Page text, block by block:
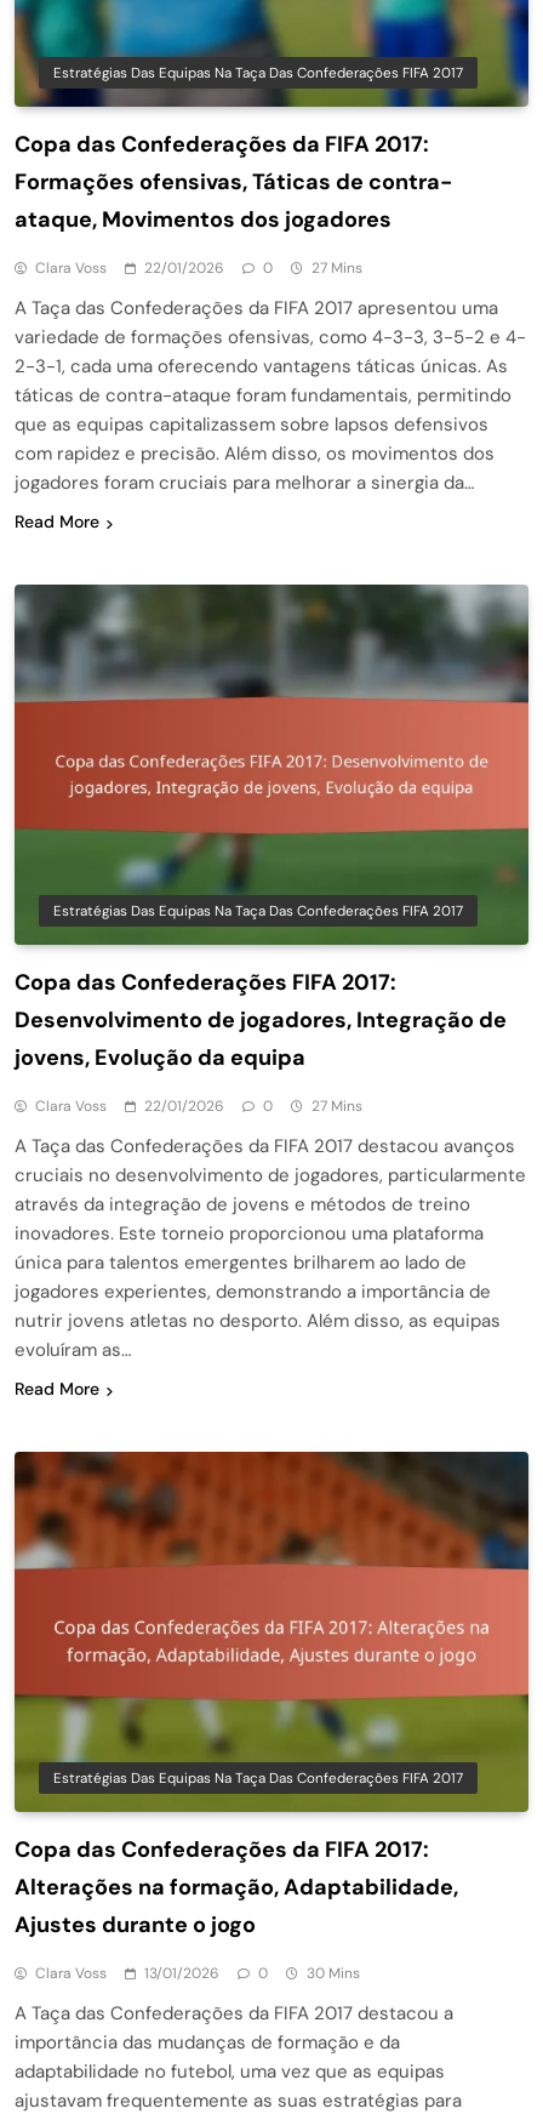
Estratégias Das Equipas Na Taça Das Confederações FIFA 2017
Copa das Confederações da FIFA 2017:
Formações ofensivas, Táticas de contra-
ataque, Movimentos dos jogadores
Clara Voss 22/01/2026 0 27 Mins
A Taça das Confederações da FIFA 2017 apresentou uma
variedade de formações ofensivas, como 4-3-3, 3-5-2 e 4-
2-3-1, cada uma oferecendo vantagens táticas únicas. As
táticas de contra-ataque foram fundamentais, permitindo
que as equipas capitalizassem sobre lapsos defensivos
com rapidez e precisão. Além disso, os movimentos dos
jogadores foram cruciais para melhorar a sinergia da…
Read More
Estratégias Das Equipas Na Taça Das Confederações FIFA 2017
Copa das Confederações FIFA 2017:
Desenvolvimento de jogadores, Integração de
jovens, Evolução da equipa
Clara Voss 22/01/2026 0 27 Mins
A Taça das Confederações da FIFA 2017 destacou avanços
cruciais no desenvolvimento de jogadores, particularmente
através da integração de jovens e métodos de treino
inovadores. Este torneio proporcionou uma plataforma
única para talentos emergentes brilharem ao lado de
jogadores experientes, demonstrando a importância de
nutrir jovens atletas no desporto. Além disso, as equipas
evoluíram as…
Read More
Estratégias Das Equipas Na Taça Das Confederações FIFA 2017
Copa das Confederações da FIFA 2017:
Alterações na formação, Adaptabilidade,
Ajustes durante o jogo
Clara Voss 13/01/2026 0 30 Mins
A Taça das Confederações da FIFA 2017 destacou a
importância das mudanças de formação e da
adaptabilidade no futebol, uma vez que as equipas
ajustavam frequentemente as suas estratégias para